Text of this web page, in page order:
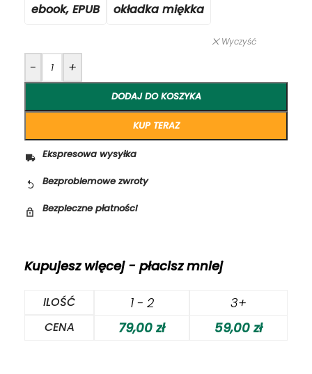
ebook, EPUB
okładka miękka
Wyczyść
- +
DODAJ DO KOSZYKA
KUP TERAZ
Ekspresowa wysyłka
Bezproblemowe zwroty
Bezpieczne płatności
Kupujesz więcej - płacisz mniej
ILOŚĆ 1 - 2 3+
CENA 79,00zł 59,00zł